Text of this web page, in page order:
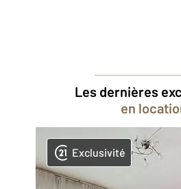
Les dernières
en
Exclusivité